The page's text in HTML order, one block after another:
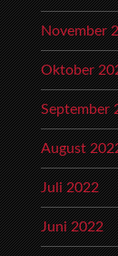
November
Oktober
September
August
Juli 2022
Juni 2022